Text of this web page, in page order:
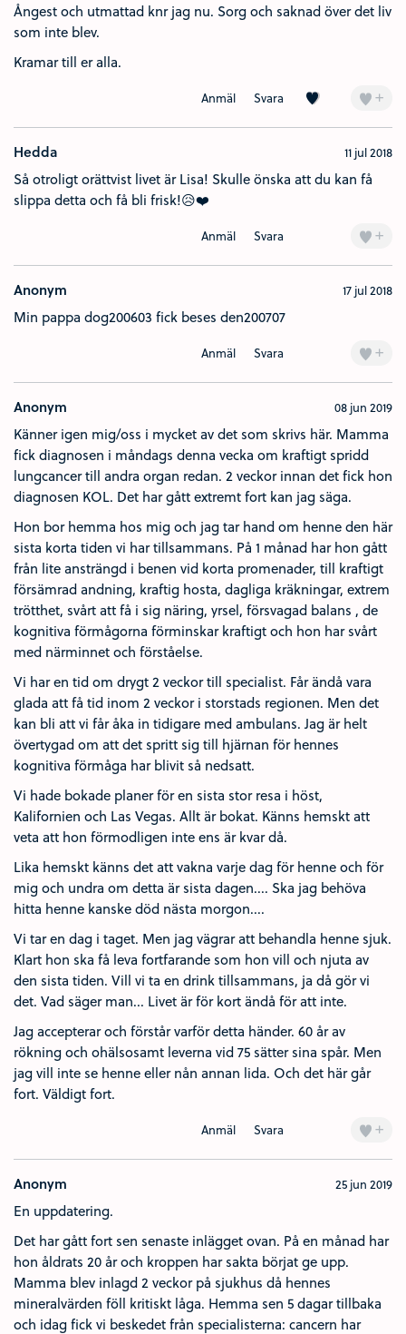
Ångest och utmattad knr jag nu. Sorg och saknad över det liv
som inte blev.
Kramar till er alla.
Anmäl Svara Kärlek (1) +
Hedda 11 jul 2018
Så otroligt orättvist livet är Lisa! Skulle önska att du kan få
slippa detta och få bli frisk!😥❤️
Anmäl Svara +
Anonym 17 jul 2018
Min pappa dog200603 fick beses den200707
Anmäl Svara +
Anonym 08 jun 2019
Känner igen mig/oss i mycket av det som skrivs här. Mamma
fick diagnosen i måndags denna vecka om kraftigt spridd
lungcancer till andra organ redan. 2 veckor innan det fick hon
diagnosen KOL. Det har gått extremt fort kan jag säga.
Hon bor hemma hos mig och jag tar hand om henne den här
sista korta tiden vi har tillsammans. På 1 månad har hon gått
från lite ansträngd i benen vid korta promenader, till kraftigt
försämrad andning, kraftig hosta, dagliga kräkningar, extrem
trötthet, svårt att få i sig näring, yrsel, försvagad balans , de
kognitiva förmågorna förminskar kraftigt och hon har svårt
med närminnet och förståelse.
Vi har en tid om drygt 2 veckor till specialist. Får ändå vara
glada att få tid inom 2 veckor i storstads regionen. Men det
kan bli att vi får åka in tidigare med ambulans. Jag är helt
övertygad om att det spritt sig till hjärnan för hennes
kognitiva förmåga har blivit så nedsatt.
Vi hade bokade planer för en sista stor resa i höst,
Kalifornien och Las Vegas. Allt är bokat. Känns hemskt att
veta att hon förmodligen inte ens är kvar då.
Lika hemskt känns det att vakna varje dag för henne och för
mig och undra om detta är sista dagen.... Ska jag behöva
hitta henne kanske död nästa morgon....
Vi tar en dag i taget. Men jag vägrar att behandla henne sjuk.
Klart hon ska få leva fortfarande som hon vill och njuta av
den sista tiden. Vill vi ta en drink tillsammans, ja då gör vi
det. Vad säger man... Livet är för kort ändå för att inte.
Jag accepterar och förstår varför detta händer. 60 år av
rökning och ohälsosamt leverna vid 75 sätter sina spår. Men
jag vill inte se henne eller nån annan lida. Och det här går
fort. Väldigt fort.
Anmäl Svara +
Anonym 25 jun 2019
En uppdatering.
Det har gått fort sen senaste inlägget ovan. På en månad har
hon åldrats 20 år och kroppen har sakta börjat ge upp.
Mamma blev inlagd 2 veckor på sjukhus då hennes
mineralvärden föll kritiskt låga. Hemma sen 5 dagar tillbaka
och idag fick vi beskedet från specialisterna: cancern har